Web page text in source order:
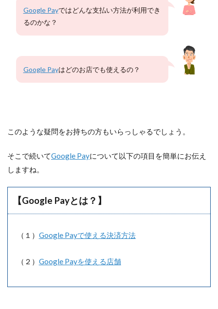
Google Payではどんな支払い方法が利用でき
るのかな？
Google Payはどのお店でも使えるの？
このような疑問をお持ちの方もいらっしゃるでしょう。
そこで続いてGoogle Payについて以下の項目を簡単にお伝え
しますね。
【Google Payとは？】
（１） Google Payで使える決済方法
（２） Google Payを使える店舗